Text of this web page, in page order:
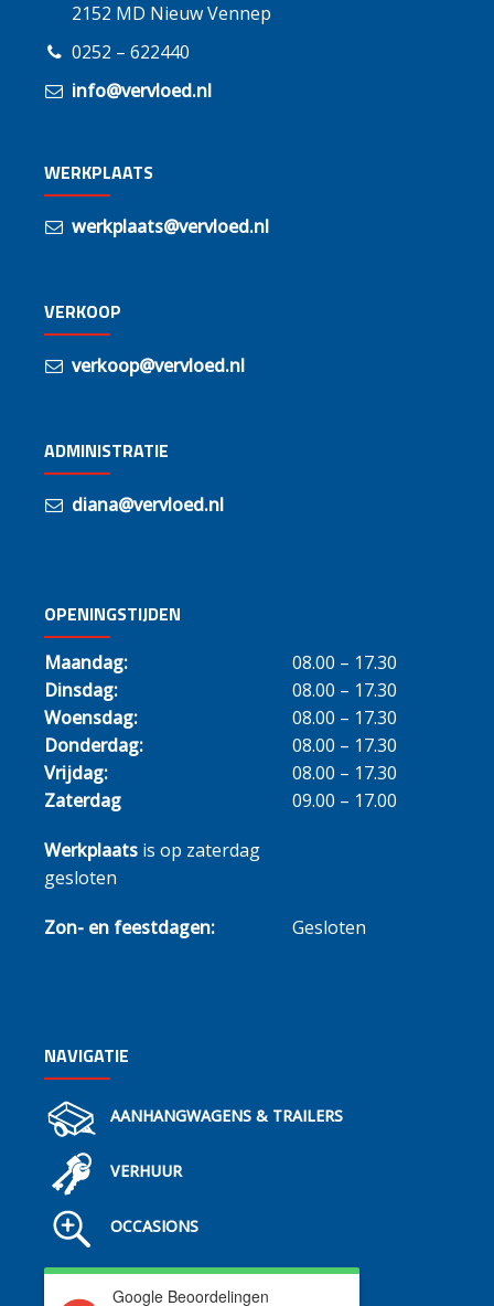
2152 MD Nieuw Vennep
0252 – 622440
info@vervloed.nl
WERKPLAATS
werkplaats@vervloed.nl
VERKOOP
verkoop@vervloed.nl
ADMINISTRATIE
diana@vervloed.nl
OPENINGSTIJDEN
Maandag:
08.00 – 17.30
Dinsdag:
08.00 – 17.30
Woensdag:
08.00 – 17.30
Donderdag:
08.00 – 17.30
Vrijdag:
08.00 – 17.30
Zaterdag
09.00 – 17.00
Werkplaats is op zaterdag
gesloten
Zon- en feestdagen: Gesloten
NAVIGATIE
AANHANGWAGENS & TRAILERS
VERHUUR
OCCASIONS
Google Beoordelingen